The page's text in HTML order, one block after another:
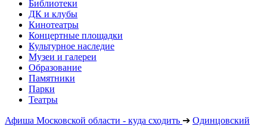
Библиотеки
ДК и клубы
Кинотеатры
Концертные площадки
Культурное наследие
Музеи и галереи
Образование
Памятники
Парки
Театры
Афиша Московской области - куда сходить ➔ Одинцовский